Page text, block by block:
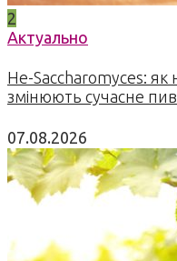
2
Актуально
Не-Saccharomyces: як
змінюють сучасне
07.08.2026